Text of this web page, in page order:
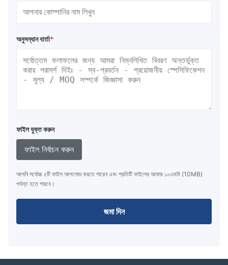
অনুসন্ধান বার্তা*
ফাইল যুক্ত করুন
ফাইল নির্বাচন করুন
আপনি সর্বোচ্চ ৫টি ফাইল আপলোড করতে পারেন এবং প্রতিটি ফাইলের আকার ১০এমবি (10MB)
পর্যন্ত হতে পারবে।
জমা দিন